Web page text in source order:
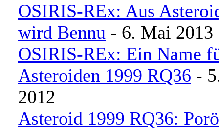
OSIRIS-REx: Aus
wird Bennu - 6. Mai 2013
OSIRIS-REx: Ein Name
Asteroiden 1999 RQ36 -
2012
Asteroid 1999 RQ36: